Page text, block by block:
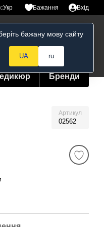
Укр Бажання Вхід
24/7
Мій кошик
Бренди
Артикул
02562
бажану мову сайту
UA ru